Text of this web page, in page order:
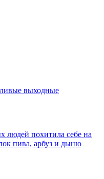
выходные
людей похитила себе на
пива, арбуз и дыню